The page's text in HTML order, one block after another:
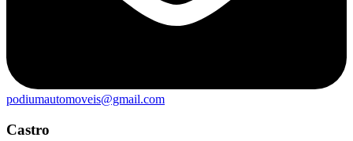
podiumautomoveis@gmail.com
Castro